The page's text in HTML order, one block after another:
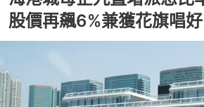
股價再飆6%兼獲花旗唱好